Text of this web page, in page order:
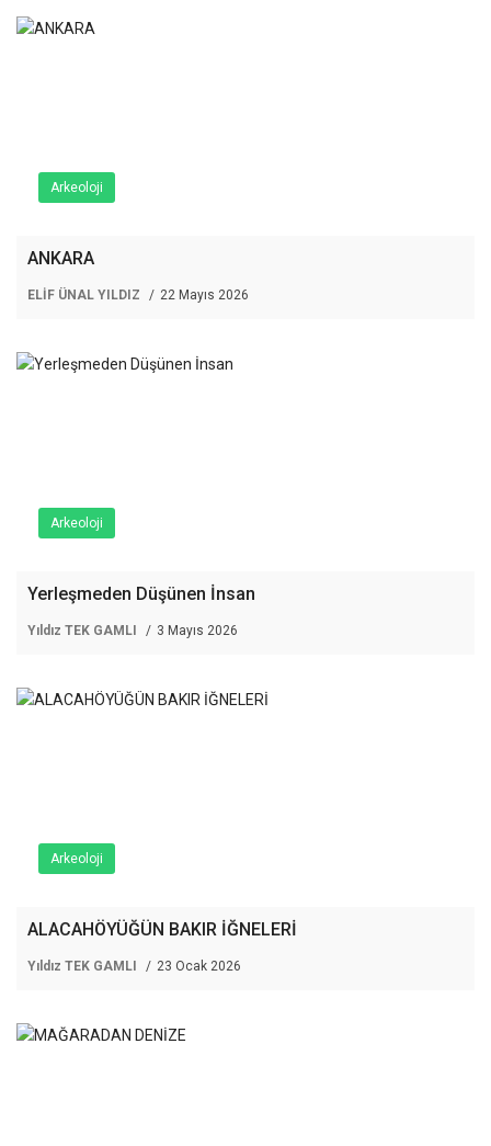
Arkeoloji
ANKARA
ELİF ÜNAL YILDIZ 22 Mayıs 2026
Arkeoloji
Yerleşmeden Düşünen İnsan
Yıldız TEK GAMLI 3 Mayıs 2026
Arkeoloji
ALACAHÖYÜĞÜN BAKIR İĞNELERİ
Yıldız TEK GAMLI 23 Ocak 2026